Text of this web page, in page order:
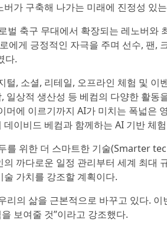
가 구축해 나가는 미래에 진정성 있
벌 축구 무대에서 확장되는 레노버
에게 긍정적인 자극을 주며 선수, 팬
다.
털, 소셜, 리테일, 오프라인 체험 및
일상적 생산성 등 베컴의 다양한 활
머에 이르기까지 AI가 미치는 폭넓은
이비드 베컴과 함께하는 AI 기반 체
두를 위한 더 스마트한 기술(Smarter
까다로운 일정 관리부터 세계 최대
가치를 강조할 계획이다.
리의 삶을 근본적으로 바꾸고 있다.
보여줄 것”이라고 강조했다.